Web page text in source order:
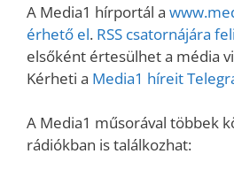
A Media1 hírportál a
érhető el. RSS csatornájára
elsőként értesülhet a média
Kérheti a Media1 híreit
A Media1 műsorával többek
rádiókban is találkozhat: